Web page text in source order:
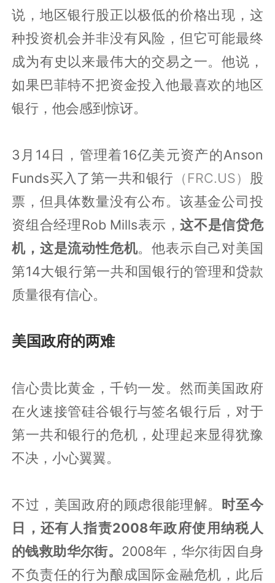
说，地区银行股正以极低的价格出现，这
种投资机会并非没有风险，但它可能最终
成为有史以来最伟大的交易之一。他说，
如果巴菲特不把资金投入他最喜欢的地区
银行，他会感到惊讶。
3月14日，管理着16亿美元资产的Anson
Funds买入了第一共和银行 （FRC.US） 股
票，但具体数量没有公布。该基金公司投
资组合经理Rob Mills表示，这不是信贷危
机，这是流动性危机。他表示自己对美国
第14大银行第一共和国银行的管理和贷款
质量很有信心。
美国政府的两难
信心贵比黄金，千钧一发。然而美国政府
在火速接管硅谷银行与签名银行后，对于
第一共和银行的危机，处理起来显得犹豫
不决，小心翼翼。
不过，美国政府的顾虑很能理解。 时至今
日，还有人指责2008年政府使用纳税人
的钱救助华尔街。 2008年，华尔街因自身
不负责任的行为酿成国际金融危机，此后